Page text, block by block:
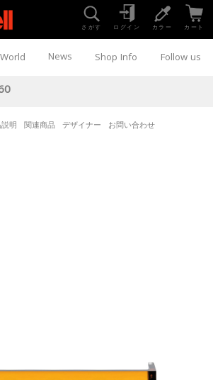
さがす ログイン カラー カート
News Shop Info Follow us
明 関連商品 デザイナー お問い合わせ